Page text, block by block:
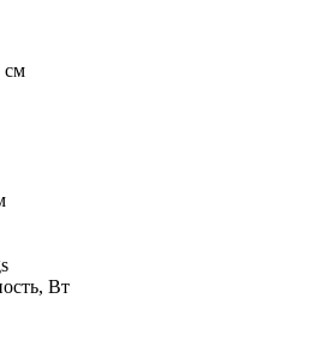
см
Вт